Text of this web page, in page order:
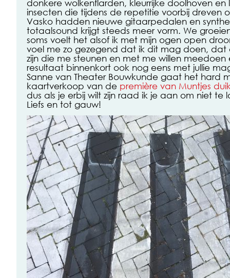
donkere wolkenflarden, kleurrijke doolhoven
insecten die tijdens de repetitie voorbij dreven
Vasko hadden nieuwe gitaarpedalen en
totaalsound krijgt steeds meer vorm. We
soms voelt het alsof ik met mijn ogen open
voel me zo gezegend dat ik dit mag doen, dat
zijn die me steunen en met me willen
resultaat binnenkort ook nog eens met jullie
Sanne van Theater Bouwkunde gaat het hard
kaartverkoop van de première van Muntjes
dus als je erbij wilt zijn raad ik je aan om niet
Liefs en tot gauw!